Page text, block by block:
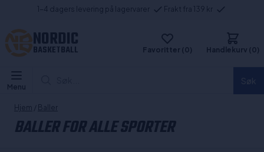
1-4 dagers levering på lagervarer Frakt fra 139 kr
NORDIC
BASKETBALL Favoritter (0) Handlekurv (0)
Menu
Hjem / Baller
BALLER FOR ALLE SPORTER